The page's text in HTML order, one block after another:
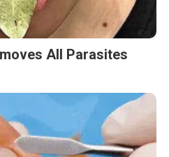
All Parasites